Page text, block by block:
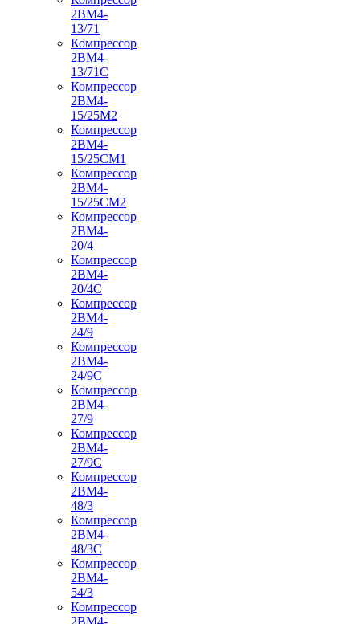
2ВМ4-
13/71
Компрессор
2ВМ4-
13/71С
Компрессор
2ВМ4-
15/25М2
Компрессор
2ВМ4-
15/25СМ1
Компрессор
2ВМ4-
15/25СМ2
Компрессор
2ВМ4-
20/4
Компрессор
2ВМ4-
20/4С
Компрессор
2ВМ4-
24/9
Компрессор
2ВМ4-
24/9С
Компрессор
2ВМ4-
27/9
Компрессор
2ВМ4-
27/9С
Компрессор
2ВМ4-
48/3
Компрессор
2ВМ4-
48/3С
Компрессор
2ВМ4-
54/3
Компрессор
2ВМ4-